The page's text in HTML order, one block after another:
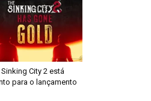
City 2 está
para o lançamento